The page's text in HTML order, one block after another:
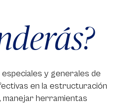
y generales de
en la estructuración
herramientas